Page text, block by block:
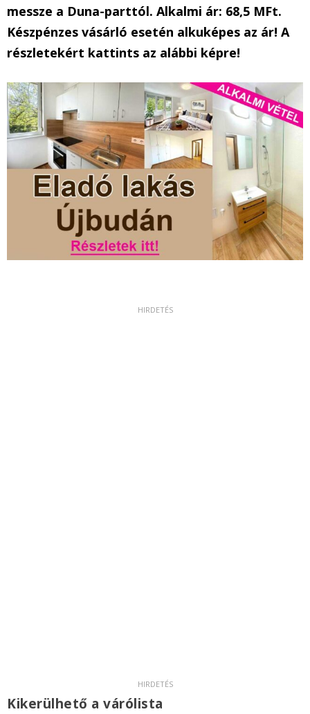
messze a Duna-parttól. Alkalmi ár: 68,5 MFt.
Készpénzes vásárló esetén alkuképes az ár! A
részletekért kattints az alábbi képre!
Kikerülhető a várólista